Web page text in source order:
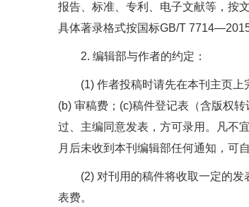
报告、标准、专利、电子文献等，按
具体著录格式按国标GB/T
2. 编辑部与作者的约定：
(1) 作者投稿时请先在本刊主页上
(b) 审稿费 ； (c)稿件登记表 （含版权
过、主编同意发表，方可录用。凡不
月后未收到本刊编辑部任何通知，可
(2) 对刊用的稿件将收取一定的
表费。